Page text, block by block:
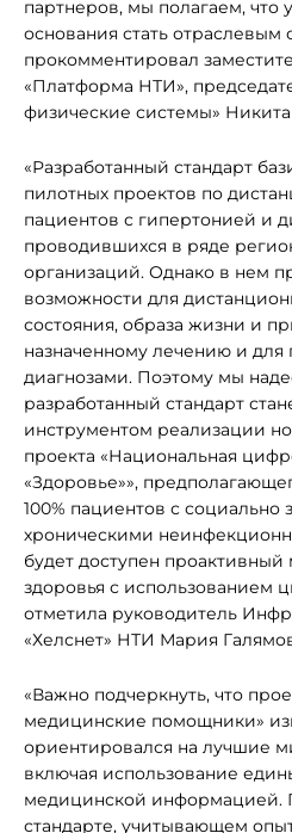
партнеров, мы полагаем, что
основания стать отраслевым
прокомментировал
«Платформа НТИ»,
физические системы»
«Разработанный стандарт
пилотных проектов по
пациентов с гипертонией и
проводившихся в ряде
организаций. Однако в нем
возможности для
состояния, образа жизни и
назначенному лечению и для
диагнозами. Поэтому мы
разработанный стандарт
инструментом реализации
проекта «Национальная
«Здоровье»»,
100% пациентов с социально
хроническими
будет доступен
здоровья с использованием
отметила руководитель
«Хелснет» НТИ Мария
«Важно подчеркнуть, что
медицинские помощники»
ориентировался на лучшие
включая использование
медицинской информацией.
стандарте, учитывающем